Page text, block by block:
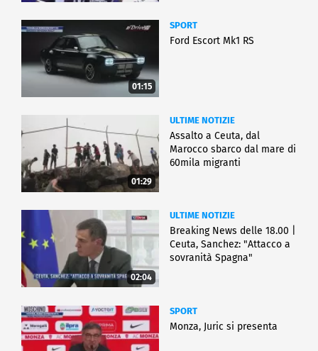
01:15
SPORT
Ford Escort Mk1 RS
01:29
ULTIME NOTIZIE
Assalto a Ceuta, dal
Marocco sbarco dal mare di
60mila migranti
02:04
ULTIME NOTIZIE
Breaking News delle 18.00 |
Ceuta, Sanchez: "Attacco a
sovranità Spagna"
SPORT
Monza, Juric si presenta